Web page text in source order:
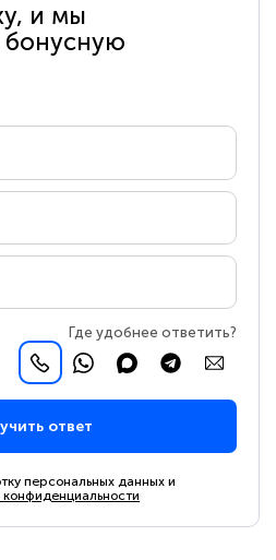
и мы
бонусную
Где удобнее ответить?
ответ
персональных данных и
конфиденциальности